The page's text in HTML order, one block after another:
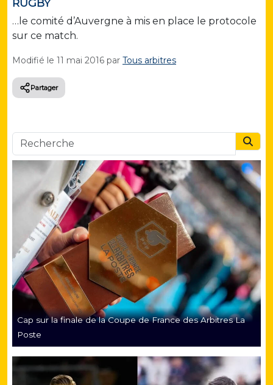
RUGBY
…le comité d’Auvergne à mis en place le protocole
sur ce match.
Modifié le 11 mai 2016 par Tous arbitres
Partager
Cap sur la finale de la Coupe de France des Arbitres La
Poste